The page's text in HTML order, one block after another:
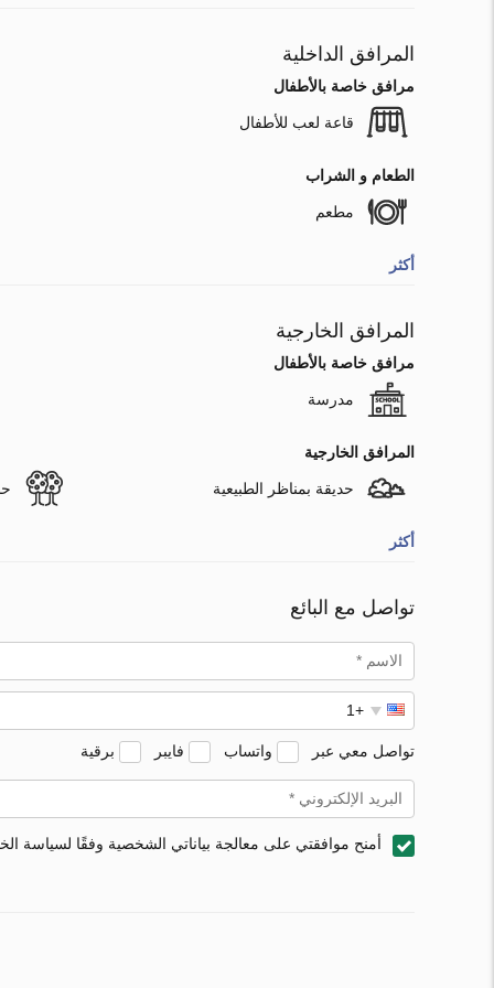
المرافق الداخلية
مرافق خاصة بالأطفال
قاعة لعب للأطفال
الطعام و الشراب
مطعم
أكثر
المرافق الخارجية
مرافق خاصة بالأطفال
مدرسة
المرافق الخارجية
حديقة بمناظر الطبيعية
أكثر
تواصل مع البائع
تواصل معي عبر واتساب فايبر برقية
أمنح موافقتي على معالجة بياناتي الشخصية وفقًا لسياسة